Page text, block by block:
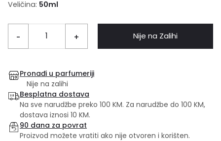
Veličina: 50ml
- + Nije na Zalihi
Pronađi u parfumeriji
Nije na zalihi
Besplatna dostava
Na sve narudžbe preko 100 KM. Za narudžbe do 100 KM,
dostava iznosi 10 KM.
90 dana za povrat
Proizvod možete vratiti ako nije otvoren i korišten.